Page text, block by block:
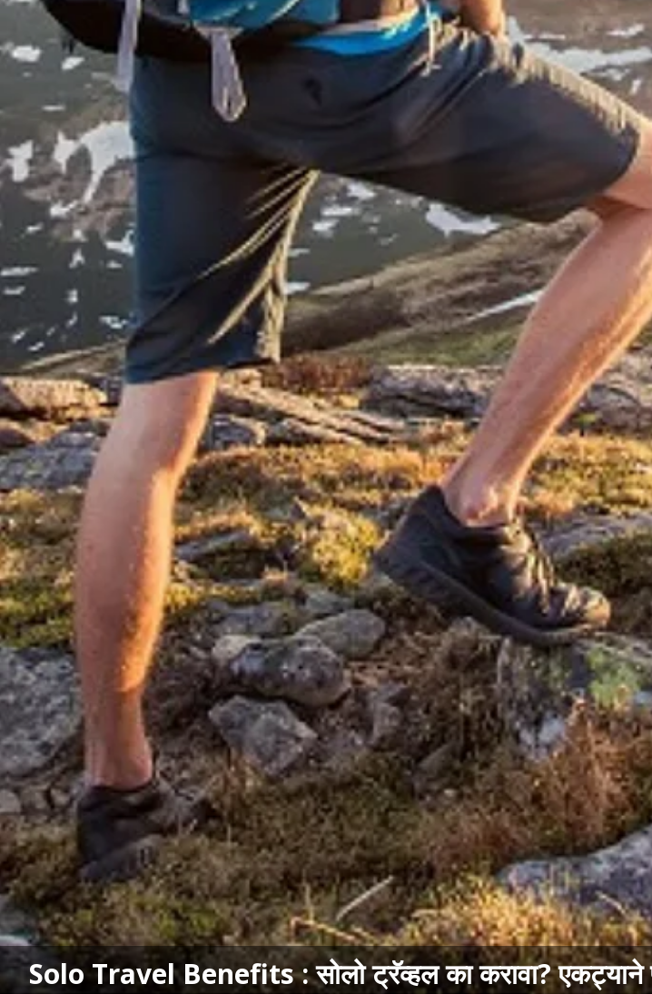
Solo Travel Benefits : सोलो ट्रॅव्हल का करावा? एकट्याने